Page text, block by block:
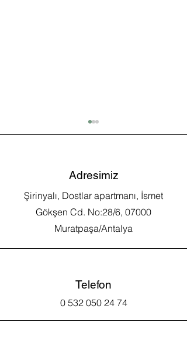
Acil Korunma Yöntemleri
Adresimiz
Şirinyalı, Dostlar apartmanı, İsmet
Gökşen Cd. No:28/6, 07000
Muratpaşa/Antalya
Telefon
0 532 050 24 74